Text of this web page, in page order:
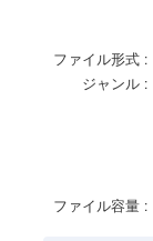
ファイル形式
ジャンル
ファイル容量